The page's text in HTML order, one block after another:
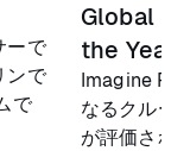
ーで
ンで
で
Global
the Year
Imagine
なるクルー
が評価され